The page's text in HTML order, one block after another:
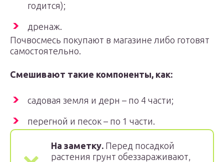
годится);
дренаж.
Почвосмесь покупают в магазине либо готовят
самостоятельно.
Смешивают такие компоненты, как:
садовая земля и дерн – по 4 части;
перегной и песок – по 1 части.
На заметку. Перед посадкой
растения грунт обеззараживают,